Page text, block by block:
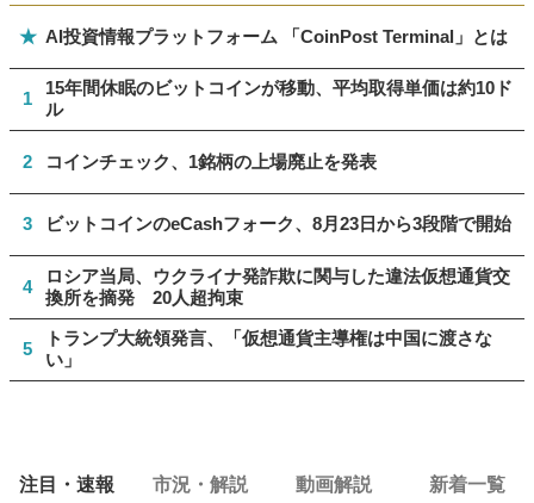
★ AI投資情報プラットフォーム 「CoinPost Terminal」とは
1
15年間休眠のビットコインが移動、平均取得単価は約10ド
ル
2 コインチェック、1銘柄の上場廃止を発表
3 ビットコインのeCashフォーク、8月23日から3段階で開始
4
ロシア当局、ウクライナ発詐欺に関与した違法仮想通貨交
換所を摘発 20人超拘束
5
トランプ大統領発言、「仮想通貨主導権は中国に渡さな
い」
注目・速報 市況・解説 動画解説 新着一覧